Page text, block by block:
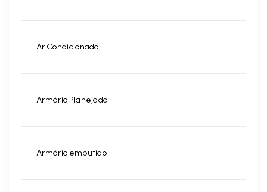
Ar Condicionado
Armário Planejado
Armário embutido